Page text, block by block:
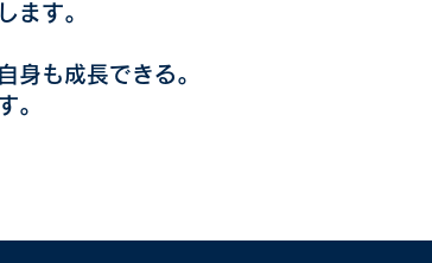
ます。
身も成長できる。
。